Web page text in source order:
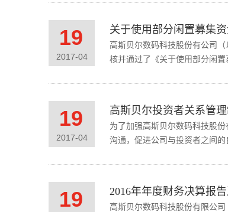
关于使用部分闲置募集
2017-04
19
高斯贝尔数码科技股份有公司（
核并通过了《关于使用部分闲
高斯贝尔投资者关系管
2017-04
19
为了加强高斯贝尔数码科技股
沟通，促进公司与投资者之间
2016年年度财务决算报
19
高斯贝尔数码科技股份有限公